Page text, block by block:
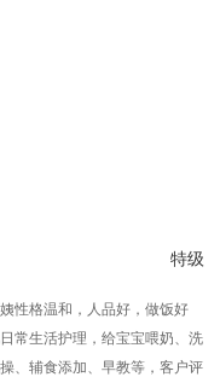
特级
性格温和，人品好，做饭好
常生活护理，给宝宝喂奶、洗
、辅食添加、早教等，客户评